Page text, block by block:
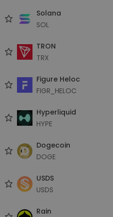
Solana
SOL
TRON
TRX
Figure Heloc
FIGR_HELOC
Hyperliquid
HYPE
Dogecoin
DOGE
USDS
USDS
Rain